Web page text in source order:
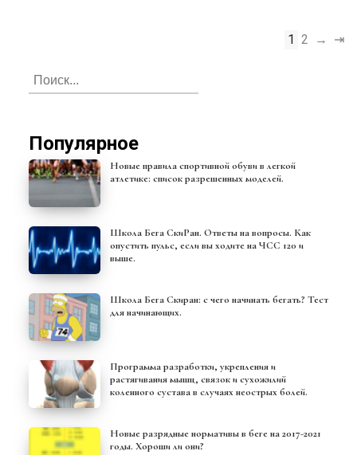
1 2 → ⇥
Популярное
Новые правила спортивной обуви в легкой
атлетике: список разрешенных моделей.
Школа Бега СкиРан. Ответы на вопросы. Как
опустить пульс, если вы ходите на ЧСС 120 и
выше.
Школа Бега Скиран: с чего начинать бегать? Тест
для начинающих.
Программа разработки, укрепления и
растягивания мышц, связок и сухожилий
коленного сустава в случаях неострых болей.
Новые разрядные нормативы в беге на 2017-2021
годы. Хороши ли они?